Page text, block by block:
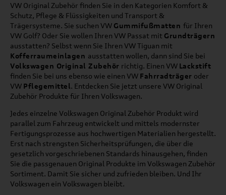
VW Original Zubehör finden Sie in den Kategorien Komfort &
Schutz, Pflege & Flüssigkeiten und Transport &
Trägersysteme. Sie suchen VW Gummifußmatten für Ihren
VW Golf? Oder Sie wollen Ihren VW Passat mit Grundträgern
ausstatten? Selbst wenn Sie Ihren VW Tiguan mit
Kofferraumeinlagen ausstatten wollen, dann sind Sie bei
Volkswagen Original Zubehör richtig. Einen VW Lackstift
finden Sie bei uns ebenso wie einen VW Fahrradträger oder
VW Pflegemittel. Entdecken Sie jetzt unsere VW Original
Zubehör Produkte für Ihren Volkswagen.
Jedes einzelne Volkswagen Original Zubehör Produkt wird
parallel zum Fahrzeug entwickelt und mittels modernster
Fertigungsprozesse aus hochwertigen Materialien hergestellt.
Erst nach strengsten Sicherheitsprüfungen, die über die
gesetzlich vorgeschriebenen Standards hinausgehen, finden
Sie die passgenauen Original Produkte im Volkswagen Zubehör
Sortiment. Damit Sie sicher und zufrieden bleiben. Und Ihr
Volkswagen ein Volkswagen bleibt.